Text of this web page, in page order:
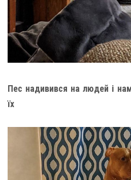
Пес надивився на людей і
їх